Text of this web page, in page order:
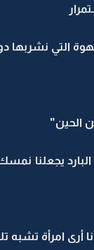
التي نشربها
الحين"
يجعلنا
أرى امرأة تشبه